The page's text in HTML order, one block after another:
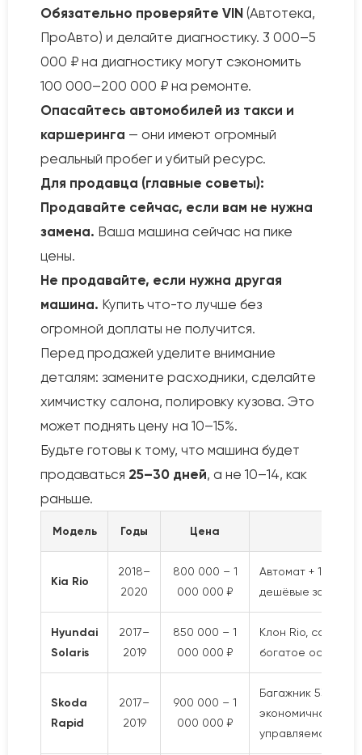
Обязательно проверяйте VIN (Автотека,
ПроАвто) и делайте диагностику. 3 000–5
000 ₽ на диагностику могут сэкономить
100 000–200 000 ₽ на ремонте.
Опасайтесь автомобилей из такси и
каршеринга — они имеют огромный
реальный пробег и убитый ресурс.
Для продавца (главные советы):
Продавайте сейчас, если вам не нужна
замена. Ваша машина сейчас на пике
цены.
Не продавайте, если нужна другая
машина. Купить что-то лучше без
огромной доплаты не получится.
Перед продажей уделите внимание
деталям: замените расходники, сделайте
химчистку салона, полировку кузова. Это
может поднять цену на 10–15%.
Будьте готовы к тому, что машина будет
продаваться 25–30 дней, а не 10–14, как
раньше.
Модель Годы Цена
Kia Rio
2018–
2020
800 000 – 1
000 000 ₽
Автомат + 1.6,
дешёвые запчасти
Hyundai
Solaris
2017–
2019
850 000 – 1
000 000 ₽
Клон Rio,
богатое
Skoda
Rapid
2017–
2019
900 000 – 1
000 000 ₽
Багажник 530 л,
экономичность,
управляемость